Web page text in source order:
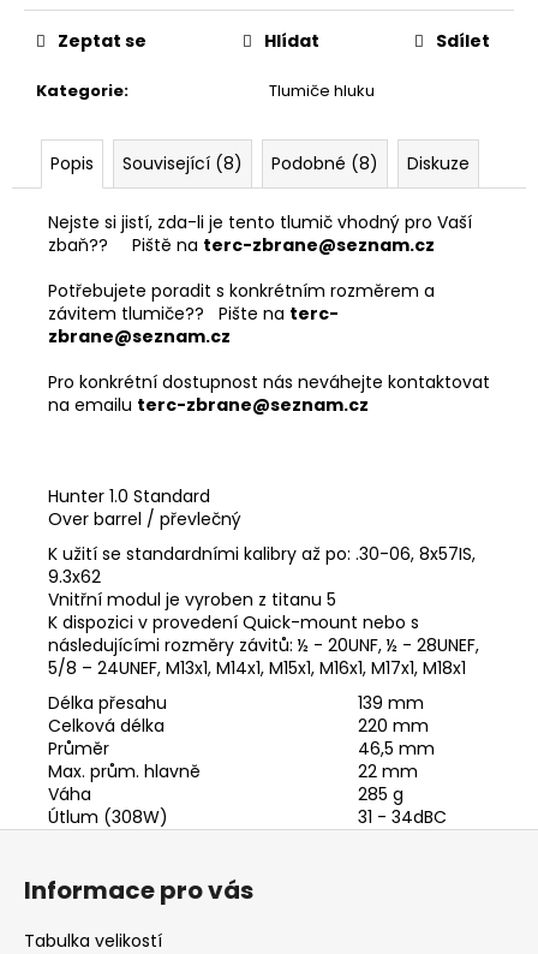
Kategorie: Tlumiče hluku
Zeptat se Hlídat Sdílet
Popis Související (8) Podobné (8) Diskuze
Nejste si jistí, zda-li je tento tlumič vhodný pro Vaší
zbaň?? Piště na terc-zbrane@seznam.cz
Potřebujete poradit s konkrétním rozměrem a
závitem tlumiče?? Pište na terc-
zbrane@seznam.cz
Pro konkrétní dostupnost nás neváhejte kontaktovat
na emailu terc-zbrane@seznam.cz
Hunter 1.0 Standard
Over barrel / převlečný
K užití se standardními kalibry až po: .30-06, 8x57IS,
9.3x62
Vnitřní modul je vyroben z titanu 5
K dispozici v provedení Quick-mount nebo s
následujícími rozměry závitů: ½ - 20UNF, ½ - 28UNEF,
5/8 – 24UNEF, M13x1, M14x1, M15x1, M16x1, M17x1, M18x1
Délka přesahu
139 mm
Celková délka
220 mm
Průměr
46,5 mm
Max. prům. hlavně
22 mm
Váha
285 g
Útlum (308W)
31 - 34dBC
r
u
u
POUKAZ
(DO
POZNÁMKY
JMÉNO
OBDAROVANÉHO)
Z
Informace pro vás
Tabulka velikostí